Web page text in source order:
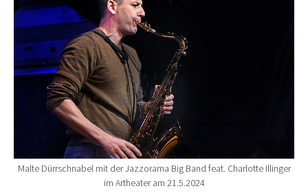
Malte Dürrschnabel mit der Jazzorama Big Band feat. Charlotte Illinger
im Artheater am 21.5.2024